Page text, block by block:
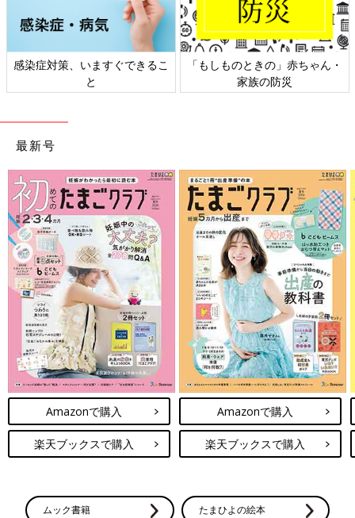
感染症対策、いますぐできるこ
と
「もしものときの」赤ちゃん・
家族の防災
最新号
Amazonで購入
楽天ブックスで購入
Amazonで購入
楽天ブックスで購入
ムック書籍 たまひよの絵本